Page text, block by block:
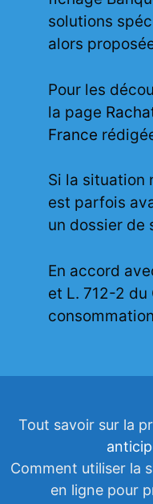
solutions
alors
Pour les
la page
France
Si la situation
est parfois
un dossier de
En accord
et L. 712-2 du
Tout savoir sur la
Comment utiliser la
en ligne pour